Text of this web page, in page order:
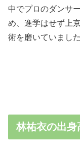
中でプロのダンサ
め、進学はせず上
術を磨いていました
林祐衣の出身